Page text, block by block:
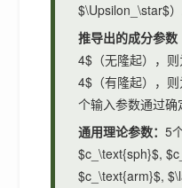
$\Upsilon_\star$）
推导出的成分参
4$（无隆起），
4$（有隆起），
个输入参数通过确
通用理论参数：5
$c_\text{sph}$,
$c_\text{arm}$,